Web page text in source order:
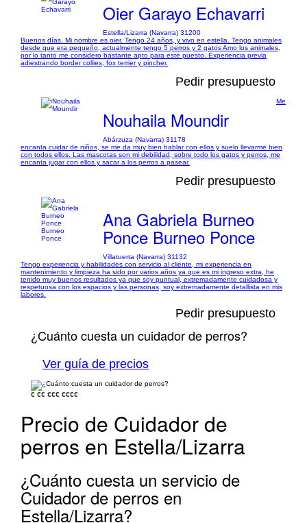
Oier Garayo Echavarri
Estella/Lizarra (Navarra) 31200
Buenos días. Mi nombre es oier. Tengo 24 años, y vivo en estella. Tengo animales
desde que era pequeño, actualmente tengo 5 perros y 2 gatos Amo los animales,
por lo tanto me considero bastante apto para este puesto. Experiencia previa
adiestrando border collies, fox terrier y pincher.
Pedir presupuesto
Nouhaila Moundir
Abárzuza (Navarra) 31178
Me
encanta cuidar de niños, se me da muy bien hablar con ellos y suelo llevarme bien
con todos ellos. Las mascotas son mi debilidad, sobre todo los gatos y perros, me
encanta jugar con ellos y sacar a los perros a pasear.
Pedir presupuesto
Ana Gabriela Burneo
Ponce Burneo Ponce
Villatuerta (Navarra) 31132
Tengo experiencia y habilidades con servicio al cliente, mi experiencia en
mantenimiento y limpieza ha sido por varios años ya que es mi ingreso extra, he
tenido muy buenos resultados ya que soy puntual, extremadamente cuidadosa y
respetuosa con los espacios y las personas, soy extremadamente detallista en mis
labores.
Pedir presupuesto
¿Cuánto cuesta un cuidador de perros?
Ver guía de precios
€ €€ €€€ €€€€
Precio de Cuidador de
perros en Estella/Lizarra
¿Cuánto cuesta un servicio de
Cuidador de perros en
Estella/Lizarra?